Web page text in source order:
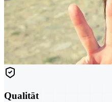
Qualität